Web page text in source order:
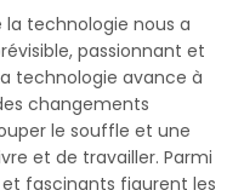
la technologie nous a
passionnant et
technologie avance à
changements
le souffle et une
et de travailler. Parmi
fascinants figurent les